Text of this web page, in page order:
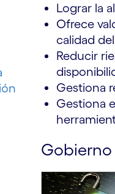
Lograr la
Ofrece
calidad
Reducir
Gestiona
Gestiona